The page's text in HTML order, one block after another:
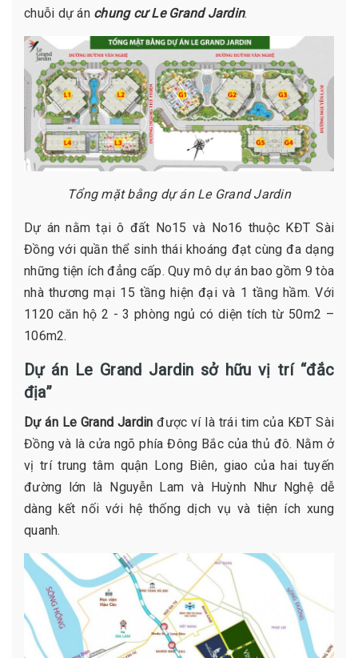
chuỗi dự án chung cư Le Grand Jardin.
Tổng mặt bằng dự án Le Grand Jardin
Dự án nằm tại ô đất No15 và No16 thuộc KĐT Sài
Đồng với quần thể sinh thái khoáng đạt cùng đa dạng
những tiện ích đẳng cấp. Quy mô dự án bao gồm 9 tòa
nhà thương mại 15 tầng hiện đại và 1 tầng hầm. Với
1120 căn hộ 2 - 3 phòng ngủ có diện tích từ 50m2 –
106m2.
Dự án Le Grand Jardin sở hữu vị trí “đắc
địa”
Dự án Le Grand Jardin được ví là trái tim của KĐT Sài
Đồng và là cửa ngõ phía Đông Bắc của thủ đô. Nằm ở
vị trí trung tâm quận Long Biên, giao của hai tuyến
đường lớn là Nguyễn Lam và Huỳnh Như Nghệ dễ
dàng kết nối với hệ thống dịch vụ và tiện ích xung
quanh.